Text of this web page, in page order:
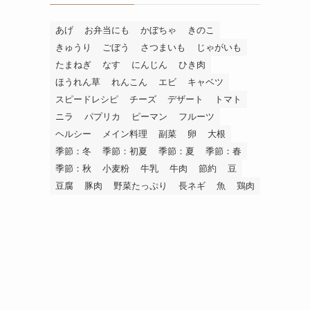
あげ お弁当にも かぼちゃ
きのこ
きゅうり
ごぼう さつまいも
じゃがいも
たまねぎ
なす にんじん
ひき肉
ほうれん草
れんこん エビ
キャベツ
スピードレシピ
チーズ デザート
トマト
ニラ
パプリカ ピーマン
フルーツ
ヘルシー
メイン料理 副菜 卵
大根
季節：冬
季節：初夏 季節：夏
季節：春
季節：秋
小麦粉 牛乳 牛肉 節約
豆
豆腐
豚肉 野菜たっぷり 長ネギ 魚 鶏肉